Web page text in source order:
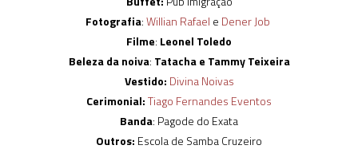
Fotografia:Willian Rafael e Dener Job
Filme: Leonel Toledo
Beleza da noiva: Tatacha e Tammy Teixeira
Vestido: Divina Noivas
Cerimonial:Tiago Fernandes Eventos
Banda: Pagode do Exata
Outros: Escola de Samba Cruzeiro